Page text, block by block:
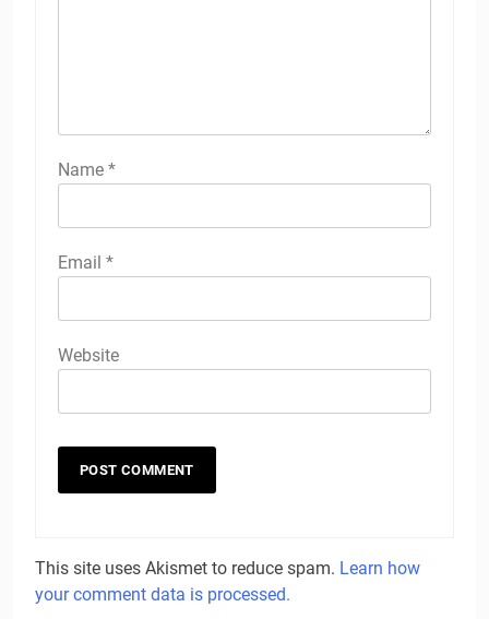
Name *
Email *
Website
This site uses Akismet to reduce spam. Learn how
your comment data is processed.